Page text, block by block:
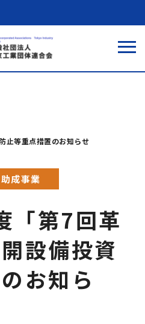
止等重点措置のお知らせ
助成事業
「第7回革
設備投資
お知ら